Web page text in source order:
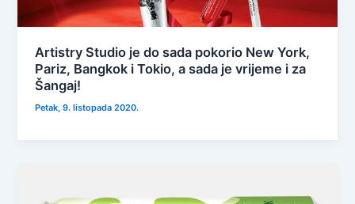
Artistry Studio je do sada pokorio New York,
Pariz, Bangkok i Tokio, a sada je vrijeme i za
Šangaj!
Petak, 9. listopada 2020.